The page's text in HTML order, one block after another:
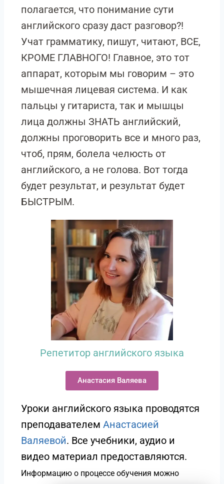
полагается, что понимание сути
английского сразу даст разговор?!
Учат грамматику, пишут, читают, ВСЕ,
КРОМЕ ГЛАВНОГО! Главное, это тот
аппарат, которым мы говорим – это
мышечная лицевая система. И как
пальцы у гитариста, так и мышцы
лица должны ЗНАТЬ английский,
должны проговорить все и много раз,
чтоб, прям, болела челюсть от
английского, а не голова. Вот тогда
будет результат, и результат будет
БЫСТРЫМ.
Репетитор английского языка
Анастасия Валяева
Уроки английского языка проводятся
преподавателем Анастасией
Валяевой. Все учебники, аудио и
видео материал предоставляются.
Информацию о процессе обучения можно